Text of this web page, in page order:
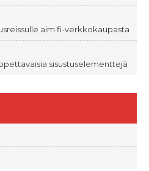
aim.fi-verkkokaupasta
sisustuselementtejä